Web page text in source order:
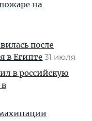
на
после
в Египте 31 июля
в российскую